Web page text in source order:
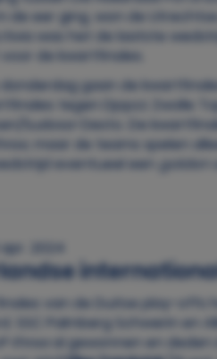
de eer ging, won de
was het de laatste
de kwartfinales.
donderdag gaan de
tegen Djopzz Zwolle
Sudosa-Desto. De
, maar de teams spelen
eventueel een
golden
2024
van de Duitse play-
SSC Palmberg Schwerin en
three al gewonnen en